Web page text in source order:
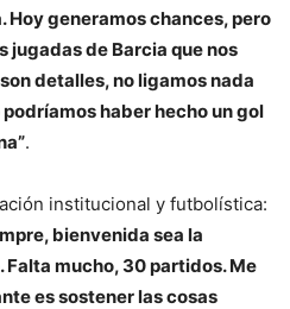
Hoy generamos chances, pero
jugadas de Barcia que nos
detalles, no ligamos nada
haber hecho un gol
.
institucional y futbolística:
bienvenida sea la
Falta mucho, 30 partidos. Me
es sostener las cosas